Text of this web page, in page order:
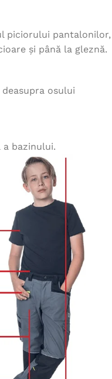
piciorului pantalonilor,
și până la gleznă.
osului
a bazinului.